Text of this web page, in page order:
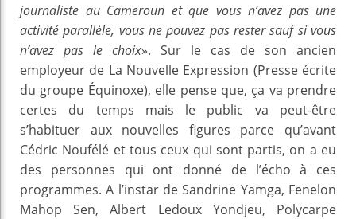
journaliste au Cameroun et que vous n’avez pas une
activité parallèle, vous ne pouvez pas rester sauf si vous
n’avez pas le choix». Sur le cas de son ancien
employeur de La Nouvelle Expression (Presse écrite
du groupe Équinoxe), elle pense que, ça va prendre
certes du temps mais le public va peut-être
s’habituer aux nouvelles figures parce qu’avant
Cédric Noufélé et tous ceux qui sont partis, on a eu
des personnes qui ont donné de l’écho à ces
programmes. A l’instar de Sandrine Yamga, Fenelon
Mahop Sen, Albert Ledoux Yondjeu, Polycarpe